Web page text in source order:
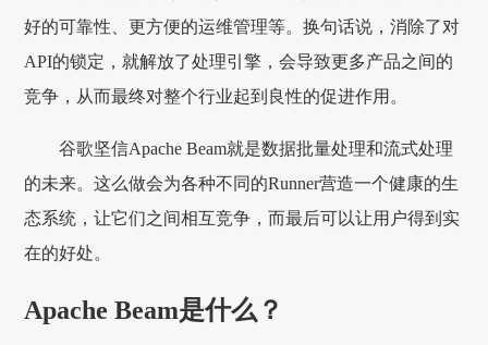
好的可靠性、更方便的运维管理等。换句话说，消除了对
API的锁定，就解放了处理引擎，会导致更多产品之间的
竞争，从而最终对整个行业起到良性的促进作用。
谷歌坚信Apache Beam就是数据批量处理和流式处理
的未来。这么做会为各种不同的Runner营造一个健康的生
态系统，让它们之间相互竞争，而最后可以让用户得到实
在的好处。
Apache Beam是什么？